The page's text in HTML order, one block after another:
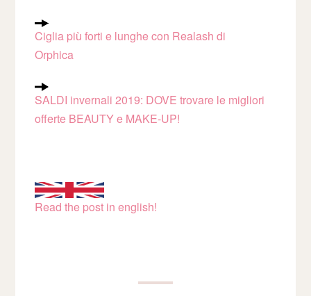
Ciglia più forti e lunghe con Realash di
Orphica
SALDI invernali 2019: DOVE trovare le migliori
offerte BEAUTY e MAKE-UP!
Read the post in english!